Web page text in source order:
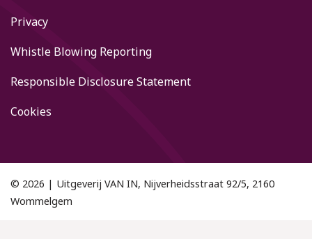
Privacy
Whistle Blowing Reporting
Responsible Disclosure Statement
Cookies
© 2026 | Uitgeverij VAN IN, Nijverheidsstraat 92/5, 2160
Wommelgem